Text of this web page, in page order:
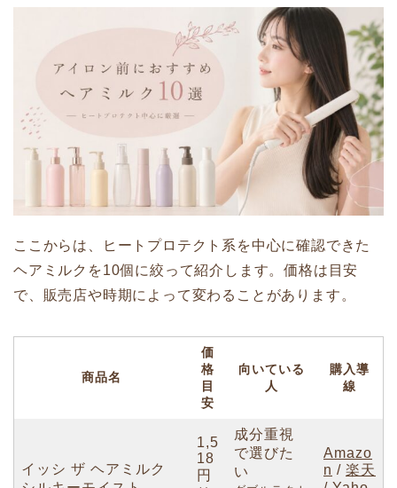
ここからは、ヒートプロテクト系を中心に確認できた
ヘアミルクを10個に絞って紹介します。価格は目安
で、販売店や時期によって変わることがあります。
商品名
価
格
目
安
向いている
人
購入導
線
イッシ ザ ヘアミルク
1,5
18
円
成分重視
で選びた
い
Amazo
n / 楽天